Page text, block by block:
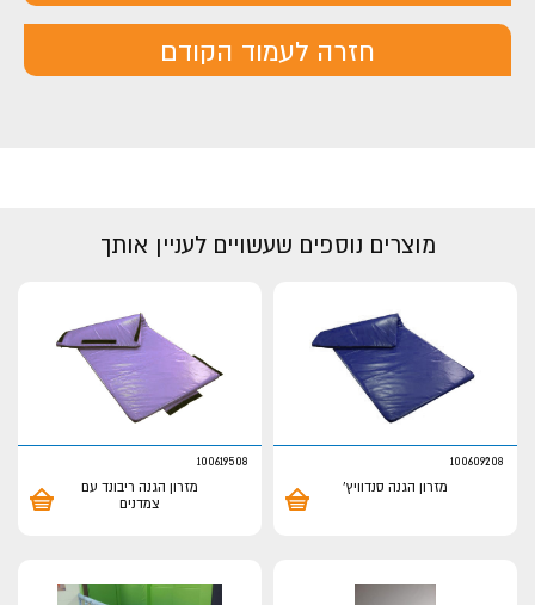
חזרה לעמוד הקודם
מוצרים נוספים שעשויים לעניין אותך
100609208
מזרון הגנה סנדוויץ'
100619508
מזרון הגנה ריבונד עם
צמדנים